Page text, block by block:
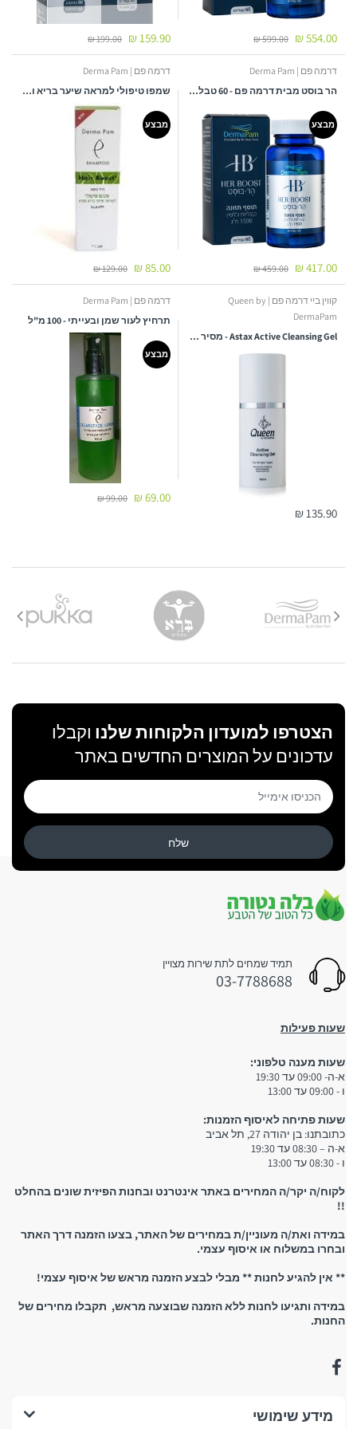
554.00 ₪
599.00 ₪
159.90 ₪
199.00 ₪
דרמה פם | Derma Pam
הר בוסט מבית דרמה פם - 60 טבליות- מבצע שלישייה מטורף
מבצע
417.00 ₪
459.00 ₪
דרמה פם | Derma Pam
שמפו טיפולי למראה שיער בריא ומלא - 200 מ"ל
מבצע
85.00 ₪
129.00 ₪
קווין ביי דרמה פם | Queen by
DermaPam
Astax Active Cleansing Gel - מסיר לכלוך ואיפור עם רכיבים פעילים לשמירה על עור רך ונעים 150 מ"ל | קווין ביי דרמה פם
135.90 ₪
דרמה פם | Derma Pam
תרחיץ לעור שמן ובעייתי - 100 מ"ל
מבצע
69.00 ₪
99.00 ₪
הצטרפו למועדון הלקוחות שלנווקבלו
עדכונים על המוצרים החדשים באתר
שלח
תמיד שמחים לתת שירות מצויין
03-7788688
שעות פעילות
שעות מענה טלפוני:
א-ה- 09:00 עד 19:30
שעות פתיחה לאיסוף הזמנות:
כתובתנו: בן יהודה 27, תל אביב
א-ה – 08:30 עד 19:30
לקוח/ה יקר/ה המחירים באתר אינטרנט ובחנות הפיזית שונים בהחלט
במידה ואת/ה מעוניין/ת במחירים של האתר, בצעו הזמנה דרך האתר
ובחרו במשלוח או איסוף עצמי.
** אין להגיע לחנות ** מבלי לבצע הזמנה מראש של איסוף עצמי!
במידה ותגיעו לחנות ללא הזמנה שבוצעה מראש, תקבלו מחירים של
החנות.
מידע שימושי